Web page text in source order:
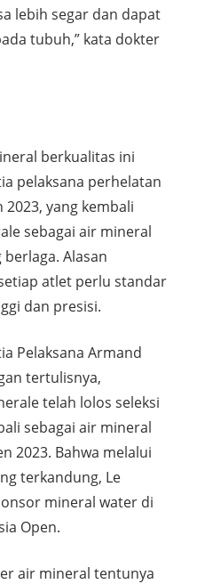
lebih segar dan dapat
tubuh,” kata dokter
berkualitas ini
pelaksana perhelatan
yang kembali
sebagai air mineral
Alasan
atlet perlu standar
dan presisi.
Pelaksana Armand
tertulisnya,
telah lolos seleksi
sebagai air mineral
2023. Bahwa melalui
terkandung, Le
mineral water di
Open.
air mineral tentunya